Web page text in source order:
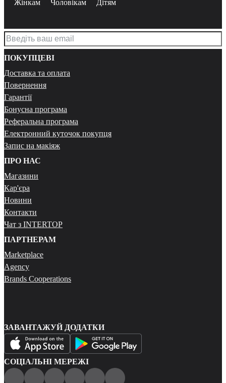
Жінкам Чоловікам Дітям
ПОКУПЦЕВІ
Доставка та оплата
Повернення
Гарантії
Бонусна програма
Реферальна програма
Електронний куточок покупця
Запис на макіяж
ПРО НАС
Магазини
Кар'єра
Новини
Контакти
Чат з INTERTOP
ПАРТНЕРАМ
Marketplace
Agency
Brands Cooperations
ЗАВАНТАЖУЙ ДОДАТКИ
СОЦІАЛЬНІ МЕРЕЖІ